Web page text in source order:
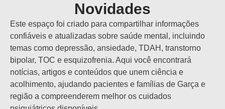
Novidades
Este espaço foi criado para compartilhar informações
confiáveis e atualizadas sobre saúde mental, incluindo
temas como depressão, ansiedade, TDAH, transtorno
bipolar, TOC e esquizofrenia. Aqui você encontrará
notícias, artigos e conteúdos que unem ciência e
acolhimento, ajudando pacientes e famílias de Garça e
região a compreenderem melhor os cuidados